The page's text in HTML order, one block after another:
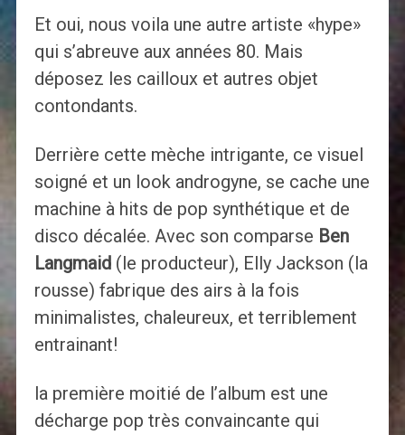
Et oui, nous voila une autre artiste «hype»
qui s’abreuve aux années 80. Mais
déposez les cailloux et autres objet
contondants.
Derrière cette mèche intrigante, ce visuel
soigné et un look androgyne, se cache une
machine à hits de pop synthétique et de
disco décalée. Avec son comparse Ben
Langmaid(le producteur), Elly Jackson (la
rousse) fabrique des airs à la fois
minimalistes, chaleureux, et terriblement
entrainant!
la première moitié de l’album est une
décharge pop très convaincante qui